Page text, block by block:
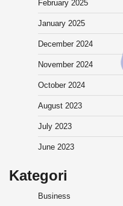
February 2025
January 2025
December 2024
November 2024
October 2024
August 2023
July 2023
June 2023
Kategori
Business